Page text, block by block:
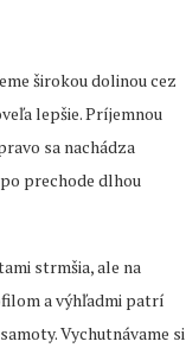
širokou dolinou cez
lepšie. Príjemnou
sa nachádza
prechode dlhou
strmšia, ale na
a výhľadmi patrí
Vychutnávame si